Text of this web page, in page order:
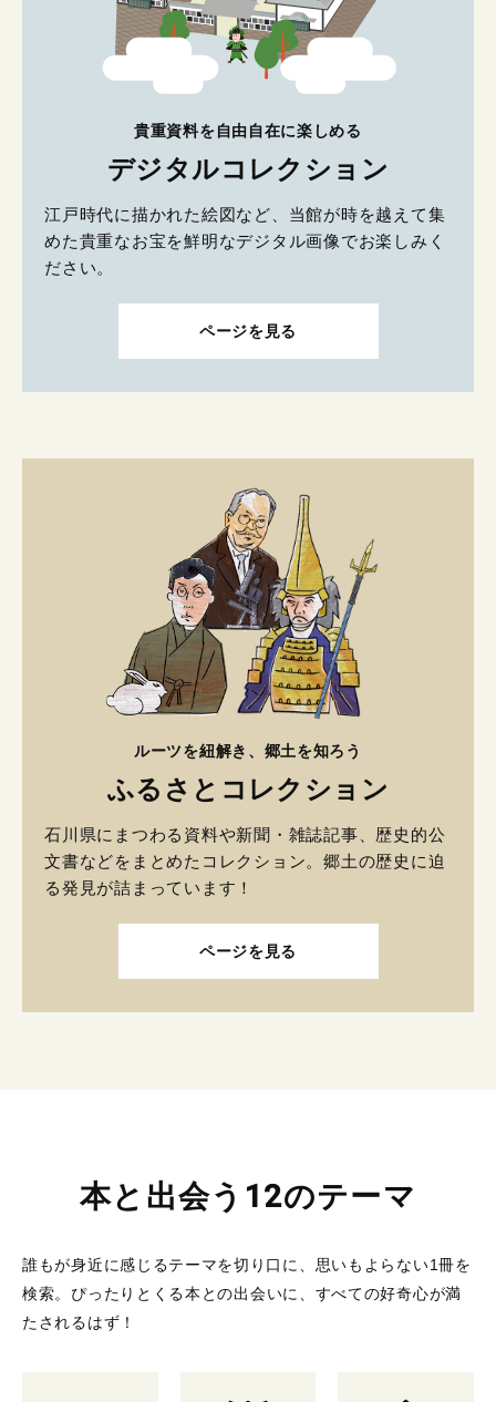
貴重資料を自由自在に楽しめる
デジタルコレクション
江戸時代に描かれた絵図など、当館が時を越えて集
めた貴重なお宝を鮮明なデジタル画像でお楽しみく
ださい。
ページを見る
ルーツを紐解き、郷土を知ろう
ふるさとコレクション
石川県にまつわる資料や新聞・雑誌記事、歴史的公
文書などをまとめたコレクション。郷土の歴史に迫
る発見が詰まっています！
ページを見る
本と出会う12のテーマ
誰もが身近に感じるテーマを切り口に、思いもよらない1冊を
検索。 ぴったりとくる本との出会いに、すべての好奇心が満
たされるはず！